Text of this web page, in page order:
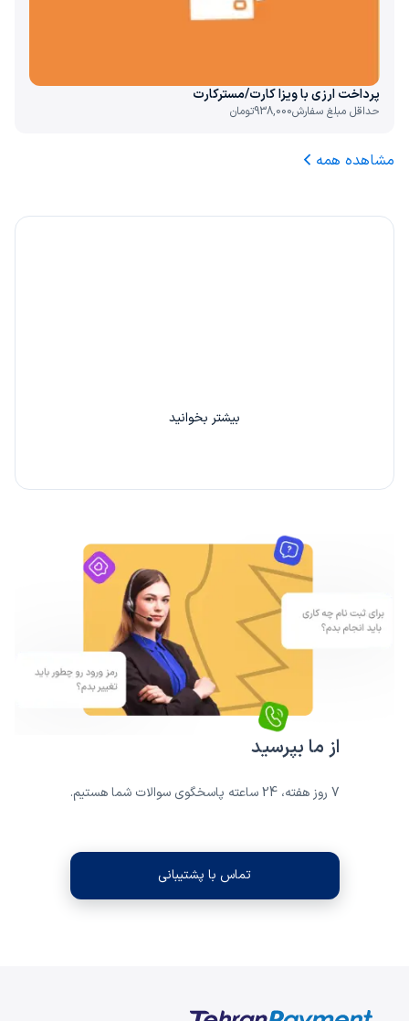
پرداخت ارزی با ویزا کارت/مسترکارت
حداقل مبلغ سفارش938,000تومان
مشاهده همه
بیشتر بخوانید
از ما بپرسید
7 روز هفته، 24 ساعته پاسخگوی سوالات شما هستیم.
تماس با پشتیبانی